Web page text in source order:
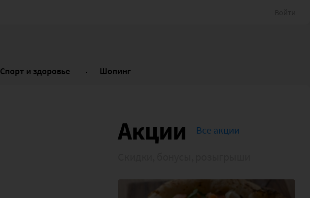
Спорт и здоровье Шопинг
Акции Все акции